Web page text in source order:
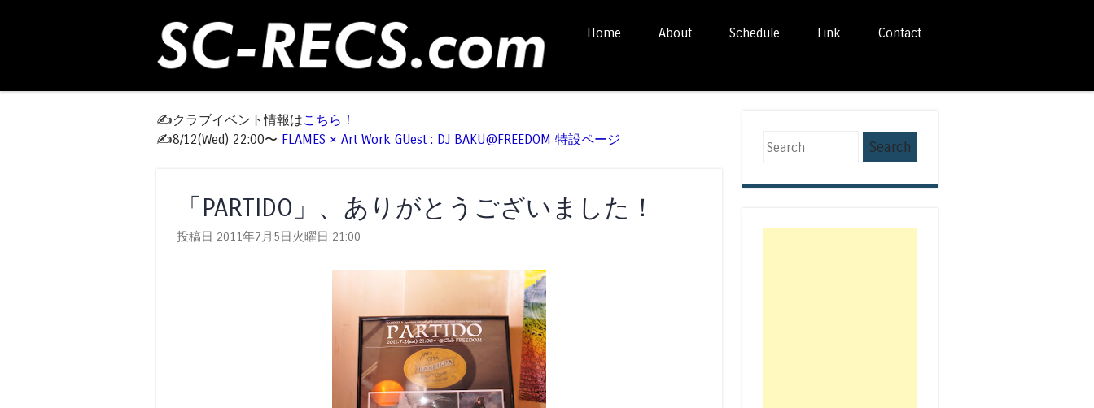
Skip to content
Home About Schedule Link Contact
✍️クラブイベント情報はこちら！
✍️8/12(Wed) 22:00〜 FLAMES × Art Work GUest : DJ BAKU@FREEDOM 特設ページ
「PARTIDO」、ありがとうございました！
投稿日 2011年7月5日火曜日 21:00
Search